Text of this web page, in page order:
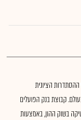
מסחרי בישראל, נוסד בשנת 1921 על ידי ההסתדרות הציונית
קבוצת בנק הפועלים
בשוק ההון, באמצעות